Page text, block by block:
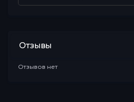
Отзывы
Отзывов нет